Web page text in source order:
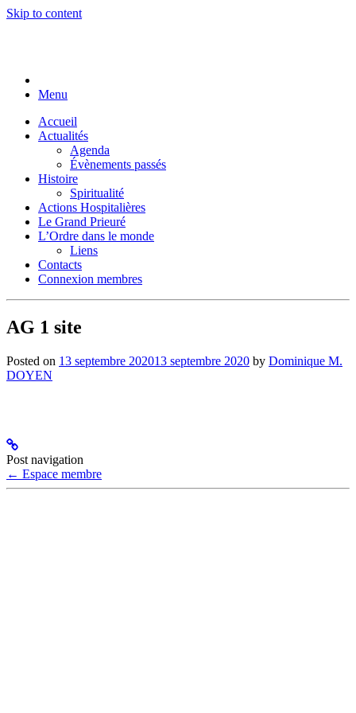
Skip to content
Menu
Accueil
Actualités
Agenda
Évènements passés
Histoire
Spiritualité
Actions Hospitalières
Le Grand Prieuré
L’Ordre dans le monde
Liens
Contacts
Connexion membres
AG 1 site
Posted on 13 septembre 202013 septembre 2020 by Dominique M.
DOYEN
Post navigation
← Espace membre